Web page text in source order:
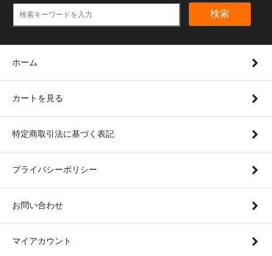
検索
ホーム
カートを見る
特定商取引法に基づく表記
プライバシーポリシー
お問い合わせ
マイアカウント